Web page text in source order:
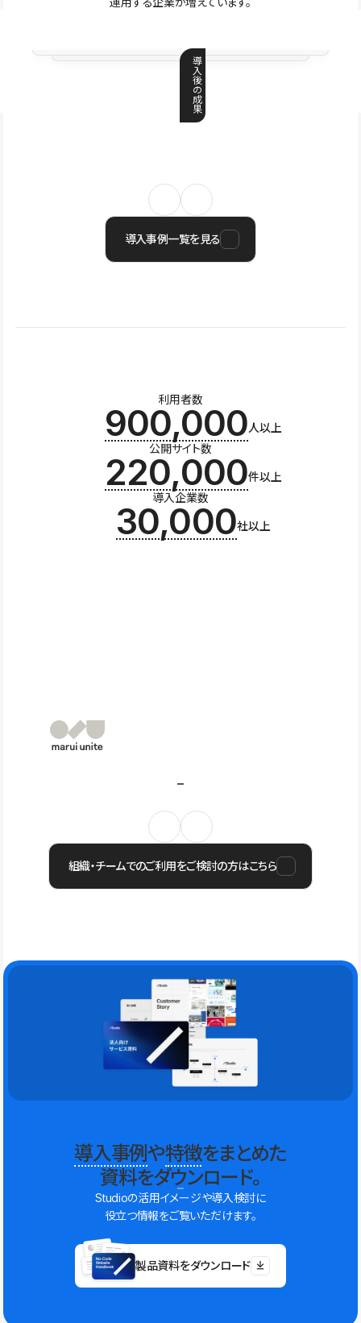
導
入
後
の
成
果
導入事例一覧を見る
利用者数
900,000人以上
公開サイト数
220,000件以上
導入企業数
30,000社以上
組織・チームでのご利用をご検討の方はこちら
導入事例や特徴をまとめた
資料をダウンロード。
Studioの活用イメージや導入検討に
役立つ情報をご覧いただけます。
製品資料をダウンロード